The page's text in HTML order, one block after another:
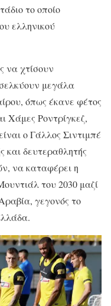
το οποίο
ελληνικού
να χτίσουν
μεγάλα
όπως έκανε φέτος
Χάμες Ροντρίγκεζ,
ο Γάλλος Σιντιμπέ
και δευτεραθλητής
να καταφέρει η
του 2030 μαζί
γεγονός το